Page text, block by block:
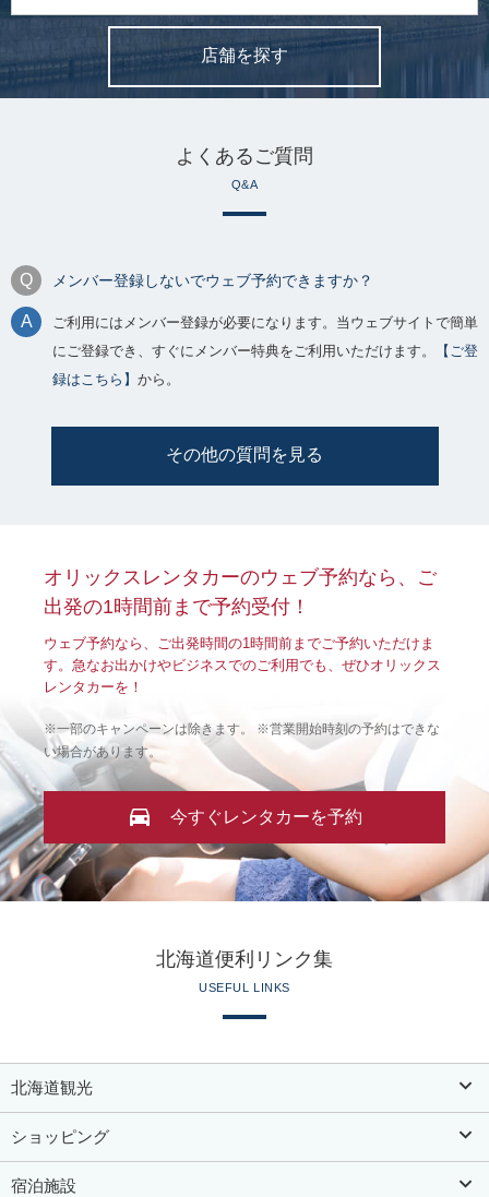
店舗を探す
よくあるご質問
Q&A
メンバー登録しないでウェブ予約できますか？
ご利用にはメンバー登録が必要になります。当ウェブサイトで簡単
にご登録でき、すぐにメンバー特典をご利用いただけます。
【ご登
録はこちら】 から。
その他の質問を見る
オリックスレンタカーのウェブ予約なら、ご
出発の1時間前まで予約受付！
ウェブ予約なら、ご出発時間の1時間前までご予約いただけま
す。急なお出かけやビジネスでのご利用でも、ぜひオリックス
レンタカーを！
※一部のキャンペーンは除きます。 ※営業開始時刻の予約はできな
い場合があります。
今すぐレンタカーを予約
北海道便利リンク集
USEFUL LINKS
北海道観光
ショッピング
宿泊施設